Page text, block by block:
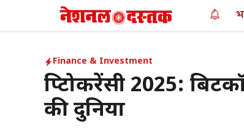
Finance & Investment
क्रिप्टोकरेंसी 2025:
की दुनिया